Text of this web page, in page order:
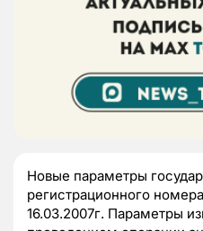
Новые параметры
регистрационного
16.03.2007г. Параметры